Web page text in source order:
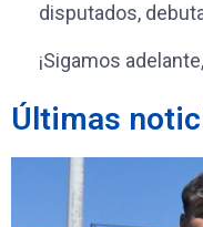
disputados,
¡Sigamos
Últimas